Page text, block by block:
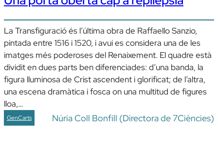
La Transfiguració és l’última obra de Raffaello Sanzio,
pintada entre 1516 i 1520, i avui es considera una de les
imatges més poderoses del Renaixement. El quadre està
dividit en dues parts ben diferenciades: d’una banda, la
figura lluminosa de Crist ascendent i glorificat; de l’altra,
una escena dramàtica i fosca on una multitud de figures
lloa,…
GenCarts Núria Coll Bonfill (Directora de 7Ciències)